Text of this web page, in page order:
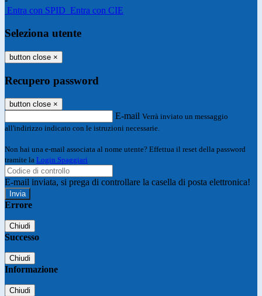
Entra con SPID Entra con CIE
Seleziona utente
button close ×
Recupero password
button close ×
E-mail Verrà inviato un messaggio
all'indirizzo indicato con le istruzioni necessarie.
Non hai una e-mail associata al nome utente? Effettua il reset della password
tramite la Login Spaggiari
E-mail inviata, si prega di controllare la casella di posta elettronica!
Errore
Chiudi
Successo
Chiudi
Informazione
Chiudi